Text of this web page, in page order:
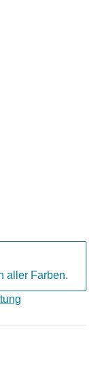
aller Farben.